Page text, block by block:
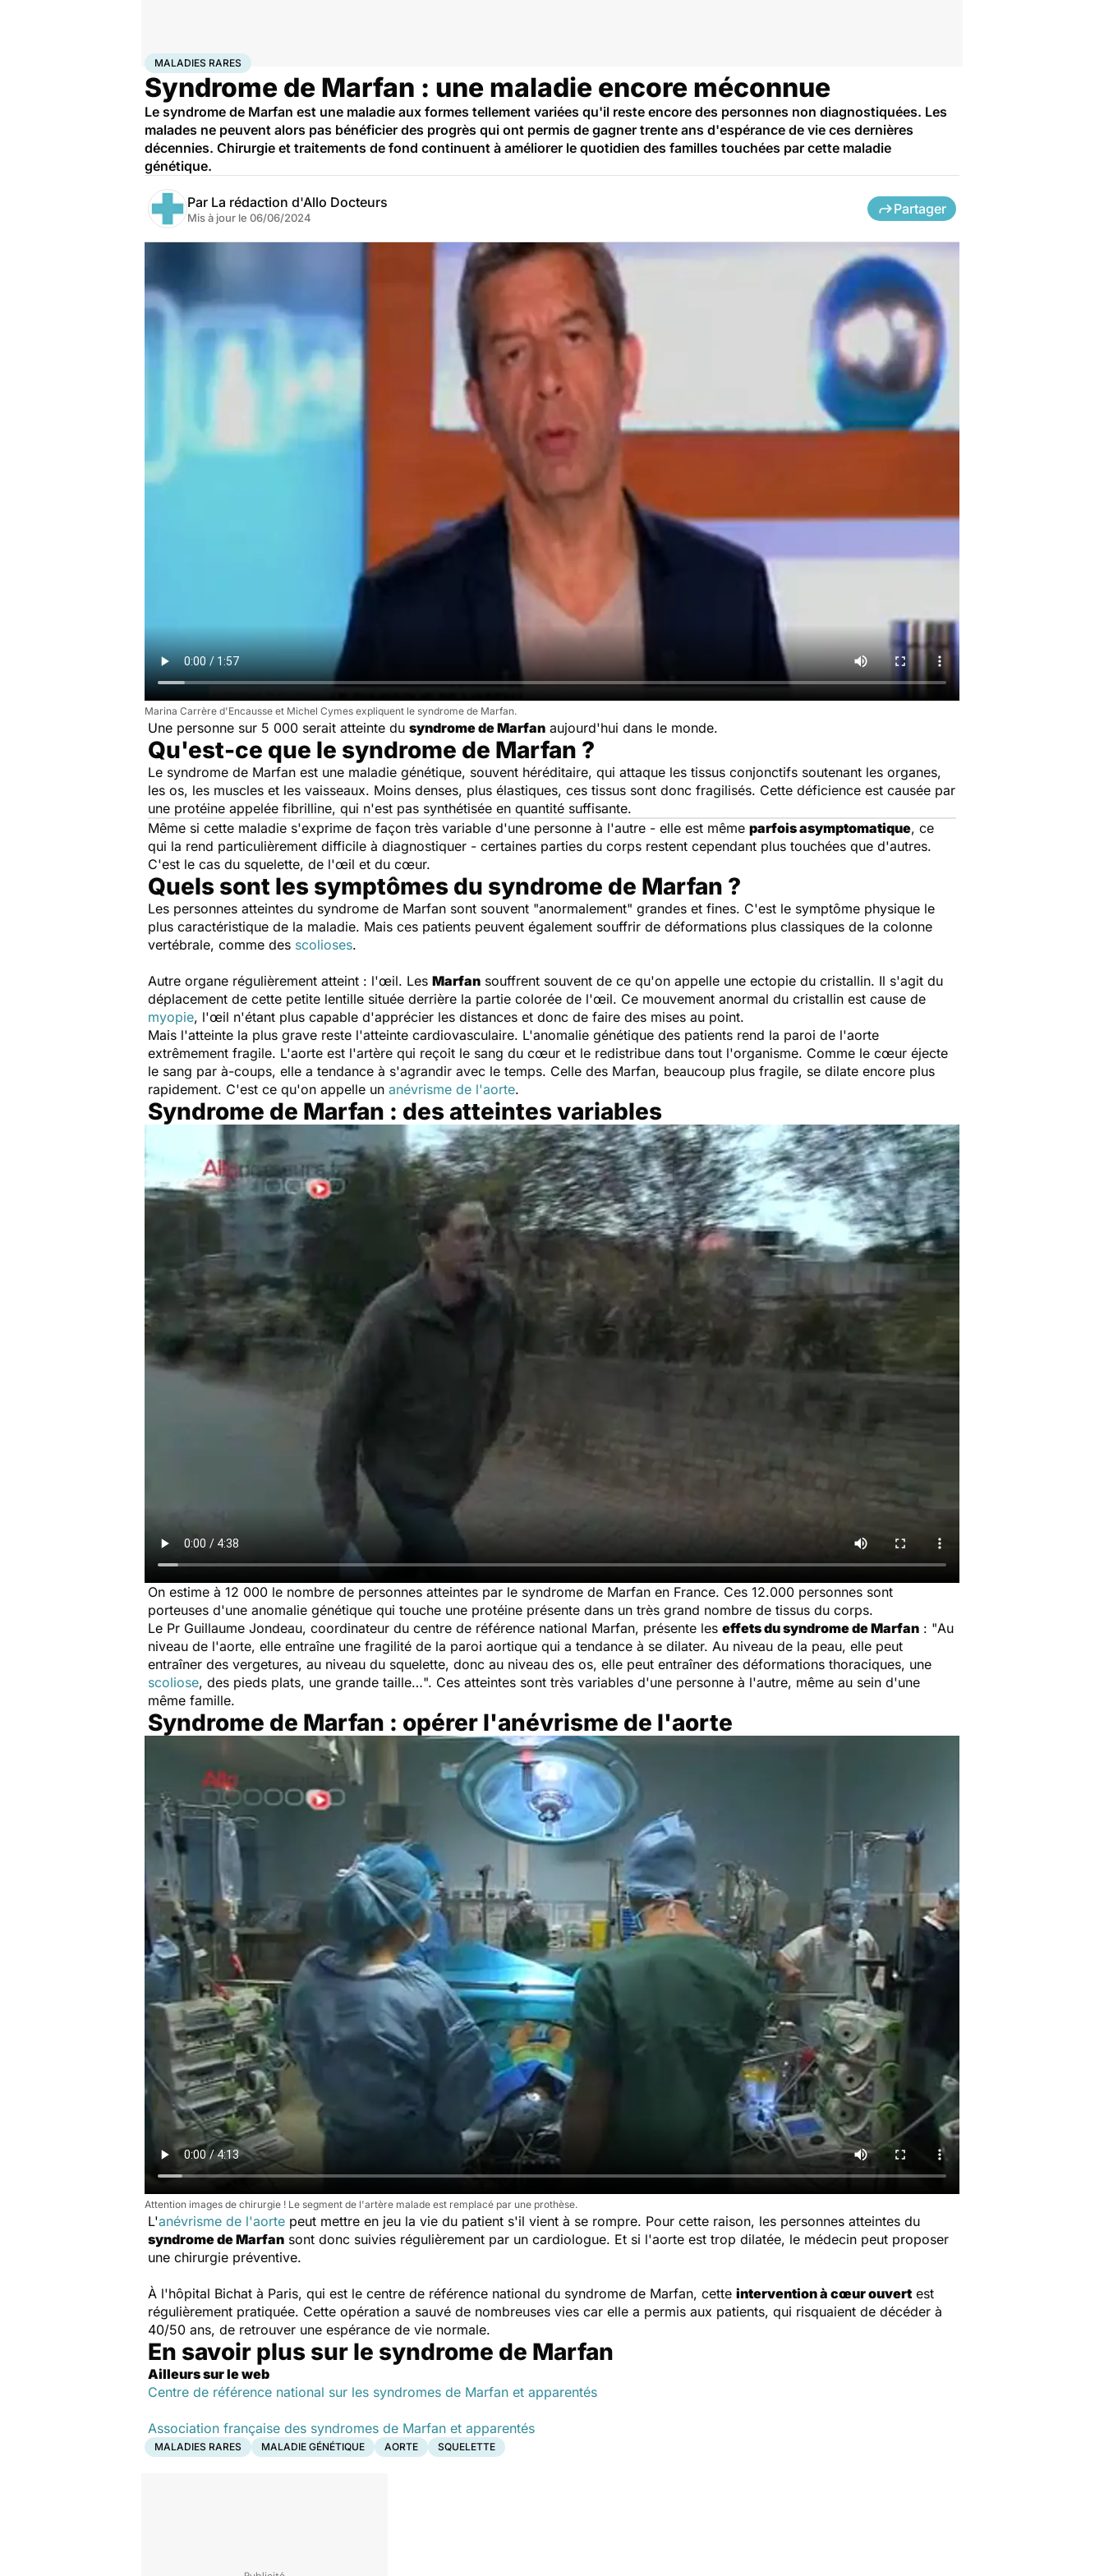
AccueilSanté Maladies Maladies rares
MALADIES RARES
Syndrome de Marfan : une maladie encore méconnue
Le syndrome de Marfan est une maladie aux formes tellement variées qu'il reste encore des personnes non diagnostiquées. Les
malades ne peuvent alors pas bénéficier des progrès qui ont permis de gagner trente ans d'espérance de vie ces dernières
décennies. Chirurgie et traitements de fond continuent à améliorer le quotidien des familles touchées par cette maladie
génétique.
Par La rédaction d'Allo Docteurs
Mis à jour le 06/06/2024
Partager
Marina Carrère d'Encausse et Michel Cymes expliquent le syndrome de Marfan.
Une personne sur 5 000 serait atteinte du syndrome de Marfan aujourd'hui dans le monde.
Qu'est-ce que le syndrome de Marfan ?
Le syndrome de Marfan est une maladie génétique, souvent héréditaire, qui attaque les tissus conjonctifs soutenant les organes,
les os, les muscles et les vaisseaux. Moins denses, plus élastiques, ces tissus sont donc fragilisés. Cette déficience est causée par
une protéine appelée fibrilline, qui n'est pas synthétisée en quantité suffisante.
Même si cette maladie s'exprime de façon très variable d'une personne à l'autre - elle est même parfois asymptomatique, ce
qui la rend particulièrement difficile à diagnostiquer - certaines parties du corps restent cependant plus touchées que d'autres.
C'est le cas du squelette, de l'œil et du cœur.
Quels sont les symptômes du syndrome de Marfan ?
Les personnes atteintes du syndrome de Marfan sont souvent "anormalement" grandes et fines. C'est le symptôme physique le
plus caractéristique de la maladie. Mais ces patients peuvent également souffrir de déformations plus classiques de la colonne
vertébrale, comme des scolioses.
Autre organe régulièrement atteint : l'œil. Les Marfan souffrent souvent de ce qu'on appelle une ectopie du cristallin. Il s'agit du
déplacement de cette petite lentille située derrière la partie colorée de l'œil. Ce mouvement anormal du cristallin est cause de
myopie, l'œil n'étant plus capable d'apprécier les distances et donc de faire des mises au point.
Mais l'atteinte la plus grave reste l'atteinte cardiovasculaire. L'anomalie génétique des patients rend la paroi de l'aorte
extrêmement fragile. L'aorte est l'artère qui reçoit le sang du cœur et le redistribue dans tout l'organisme. Comme le cœur éjecte
le sang par à-coups, elle a tendance à s'agrandir avec le temps. Celle des Marfan, beaucoup plus fragile, se dilate encore plus
rapidement. C'est ce qu'on appelle un anévrisme de l'aorte.
Syndrome de Marfan : des atteintes variables
On estime à 12 000 le nombre de personnes atteintes par le syndrome de Marfan en France. Ces 12.000 personnes sont
porteuses d'une anomalie génétique qui touche une protéine présente dans un très grand nombre de tissus du corps.
Le Pr Guillaume Jondeau, coordinateur du centre de référence national Marfan, présente les effets du syndrome de Marfan : "Au
niveau de l'aorte, elle entraîne une fragilité de la paroi aortique qui a tendance à se dilater. Au niveau de la peau, elle peut
entraîner des vergetures, au niveau du squelette, donc au niveau des os, elle peut entraîner des déformations thoraciques, une
scoliose, des pieds plats, une grande taille…". Ces atteintes sont très variables d'une personne à l'autre, même au sein d'une
même famille.
Syndrome de Marfan : opérer l'anévrisme de l'aorte
Attention images de chirurgie ! Le segment de l'artère malade est remplacé par une prothèse.
L'anévrisme de l'aorte peut mettre en jeu la vie du patient s'il vient à se rompre. Pour cette raison, les personnes atteintes du
syndrome de Marfan sont donc suivies régulièrement par un cardiologue. Et si l'aorte est trop dilatée, le médecin peut proposer
une chirurgie préventive.
À l'hôpital Bichat à Paris, qui est le centre de référence national du syndrome de Marfan, cette intervention à cœur ouvert est
régulièrement pratiquée. Cette opération a sauvé de nombreuses vies car elle a permis aux patients, qui risquaient de décéder à
40/50 ans, de retrouver une espérance de vie normale.
En savoir plus sur le syndrome de Marfan
Ailleurs sur le web
Centre de référence national sur les syndromes de Marfan et apparentés
Association française des syndromes de Marfan et apparentés
MALADIES RARES MALADIE GÉNÉTIQUE AORTE SQUELETTE